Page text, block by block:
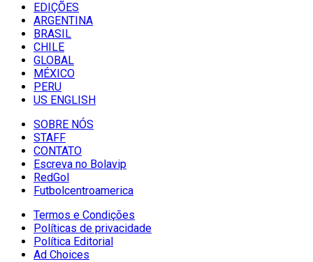
EDIÇÕES
ARGENTINA
BRASIL
CHILE
GLOBAL
MÉXICO
PERU
US ENGLISH
SOBRE NÓS
STAFF
CONTATO
Escreva no Bolavip
RedGol
Futbolcentroamerica
Termos e Condições
Políticas de privacidade
Política Editorial
Ad Choices